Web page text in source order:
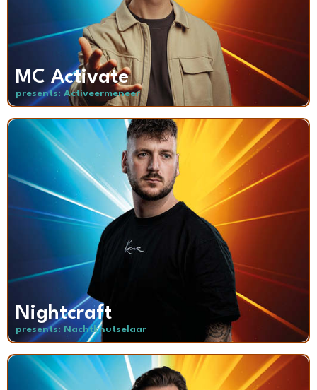
MC Activate
presents: Activeermeneer
Nightcraft
presents: Nachtknutselaar